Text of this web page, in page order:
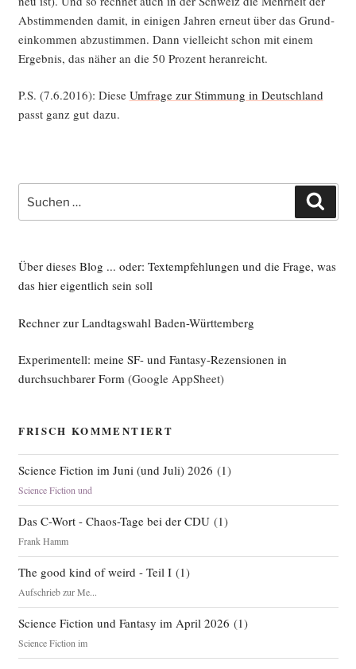
Abstim­men­den damit, in eini­gen Jah­ren erneut über das Grund­
ein­kom­men abzu­stim­men. Dann viel­leicht schon mit einem
Ergeb­nis, das näher an die 50 Pro­zent heranreicht.
P.S. (7.6.2016): Die­se Umfra­ge zur Stim­mung in Deutsch­land
passt ganz gut dazu.
nach:
Über dieses Blog ... oder: Textempfehlungen und die Frage, was
das hier eigentlich sein soll
Rechner zur Landtagswahl Baden-Württemberg
Experimentell: meine SF- und Fantasy-Rezensionen in
durchsuchbarer Form(Google AppSheet)
FRISCH KOMMENTIERT
Science Fiction im Juni (und Juli) 2026 (1)
Science Fiction und
Das C-Wort - Chaos-Tage bei der CDU(1)
Frank Hamm
The good kind of weird - Teil I(1)
Aufschrieb zur Me...
Science Fiction und Fantasy im April 2026 (1)
Science Fiction im